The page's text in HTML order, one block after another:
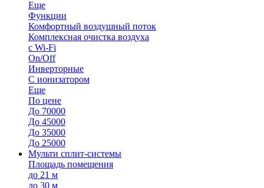
Еще
Функции
Комфортный воздушный поток
Комплексная очистка воздуха
с Wi-Fi
On/Off
Инверторные
С ионизатором
Еще
По цене
До 70000
До 45000
До 35000
До 25000
Мульти сплит-системы
Площадь помещения
до 21 м
до 30 м